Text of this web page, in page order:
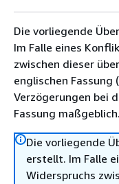
Die vorliegende
Im Falle eines
zwischen dieser
englischen
Verzögerungen bei
Fassung maßgeblich.
Die vorliegende
erstellt. Im Falle
Widerspruchs